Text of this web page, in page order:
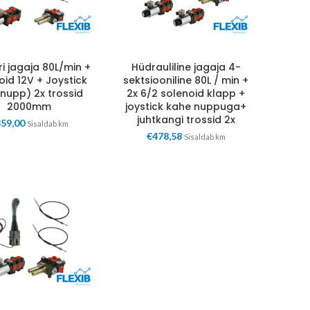
jagaja 80L/min +
12V + Joystick
2x trossid
2000mm
Sisaldab km
Hüdrauliline jagaja 4-
sektsiooniline 80L / min +
2x 6/2 solenoid klapp +
joystick kahe nuppuga+
juhtkangi trossid 2x
€478,58 Sisaldab km